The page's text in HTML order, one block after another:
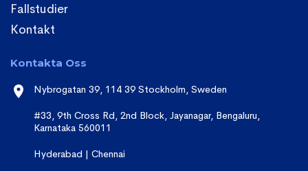
Fallstudier
Kontakt
Kontakta Oss
Nybrogatan 39, 114 39 Stockholm, Sweden
#33, 9th Cross Rd, 2nd Block, Jayanagar, Bengaluru,
Karnataka 560011
Hyderabad | Chennai